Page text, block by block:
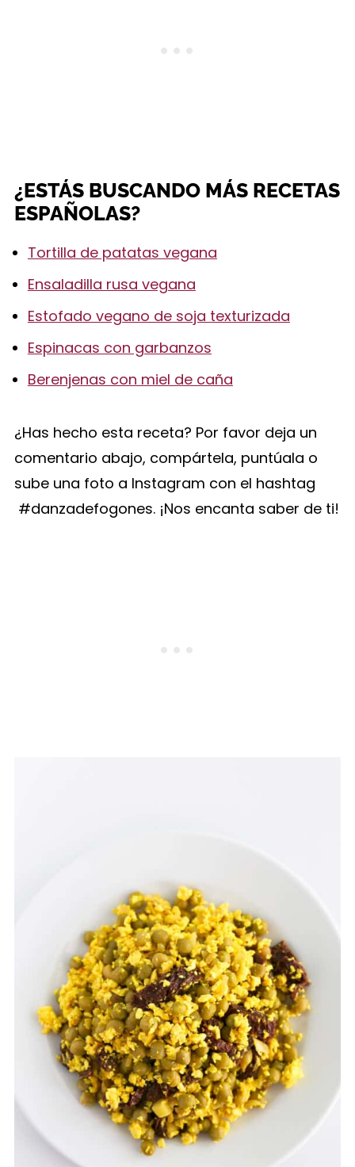
¿ESTÁS BUSCANDO MÁS RECETAS
ESPAÑOLAS?
Tortilla de patatas vegana
Ensaladilla rusa vegana
Estofado vegano de soja texturizada
Espinacas con garbanzos
Berenjenas con miel de caña
¿Has hecho esta receta? Por favor deja un
comentario abajo, compártela, puntúala o
sube una foto a Instagram con el hashtag
#danzadefogones. ¡Nos encanta saber de ti!